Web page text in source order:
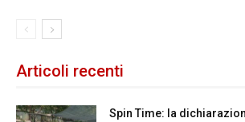
Articoli recenti
Spin Time: la